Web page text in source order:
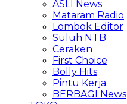
ASLI News
Mataram Radio
Lombok Editor
Suluh NTB
Ceraken
First Choice
Bolly Hits
Pintu Kerja
BERBAGI News